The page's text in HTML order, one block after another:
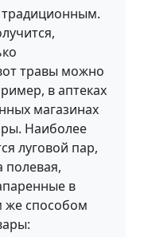
травы можно
в аптеках
магазинах
Наиболее
луговой пар,
полевая,
в
же способом